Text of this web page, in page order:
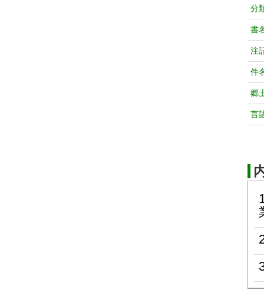
分
書
注
件
郷
言